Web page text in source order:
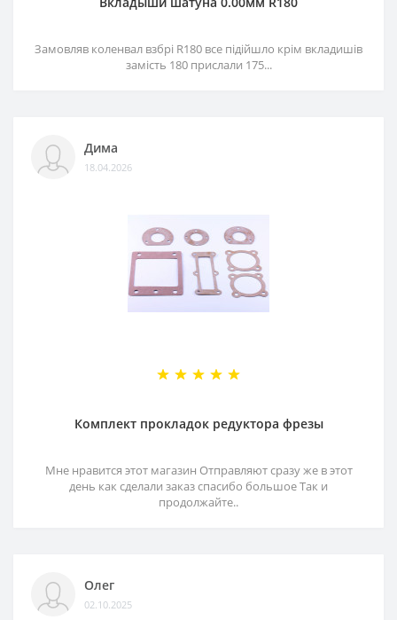
Замовляв коленвал взбрі R180 все підійшло крім вкладишів
замість 180 прислали 175...
Дима
18.04.2026
Комплект прокладок редуктора фрезы
Мне нравится этот магазин Отправляют сразу же в этот
день как сделали заказ спасибо большое Так и
продолжайте..
Олег
02.10.2025